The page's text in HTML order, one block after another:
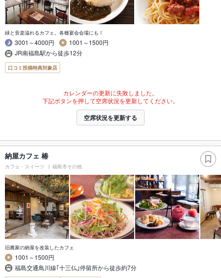
緑と音楽溢れるカフェ。各種宴会会場にも！
3001～4000円
1001～1500円
JR南福島駅から徒歩12分
口コミ投稿特典対象店
カレンダーの更新に失敗しました。
下記ボタンを押して空席状況を更新してください。
空席状況を更新する
納屋カフェ 椿
カフェ・スイーツ 福島市その他
旧農家の納屋を改装したカフェ
1001～1500円
福島交通鳥川線｢十三仏｣停留所から徒歩約7分